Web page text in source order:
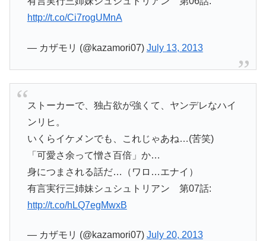
http://t.co/Ci7rogUMnA
— カザモリ (@kazamori07) July 13, 2013
ストーカーで、独占欲が強くて、ヤンデレなハイ
ンリヒ。
いくらイケメンでも、これじゃあね…(苦笑)
「可愛さ余って憎さ百倍」か…
身につまされる話だ…（ワロ…エナイ）
有言実行三姉妹シュシュトリアン 第07話:
http://t.co/hLQ7egMwxB
— カザモリ (@kazamori07) July 20, 2013